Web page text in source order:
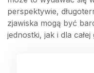
perspektywie,
zjawiska mogą być
jednostki, jak i dla całej